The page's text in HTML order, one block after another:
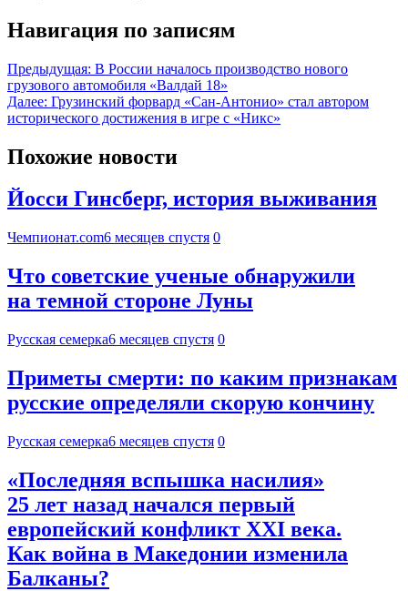
Навигация по записям
Предыдущая: В России началось производство нового
грузового автомобиля «Валдай 18»
Далее: Грузинский форвард «Сан-Антонио» стал автором
исторического достижения в игре с «Никс»
Похожие новости
Йосси Гинсберг, история выживания
Чемпионат.com6 месяцев спустя 0
Что советские ученые обнаружили
на темной стороне Луны
Русская семерка6 месяцев спустя 0
Приметы смерти: по каким признакам
русские определяли скорую кончину
Русская семерка6 месяцев спустя 0
«Последняя вспышка насилия»
25 лет назад начался первый
европейский конфликт XXI века.
Как война в Македонии изменила
Балканы?